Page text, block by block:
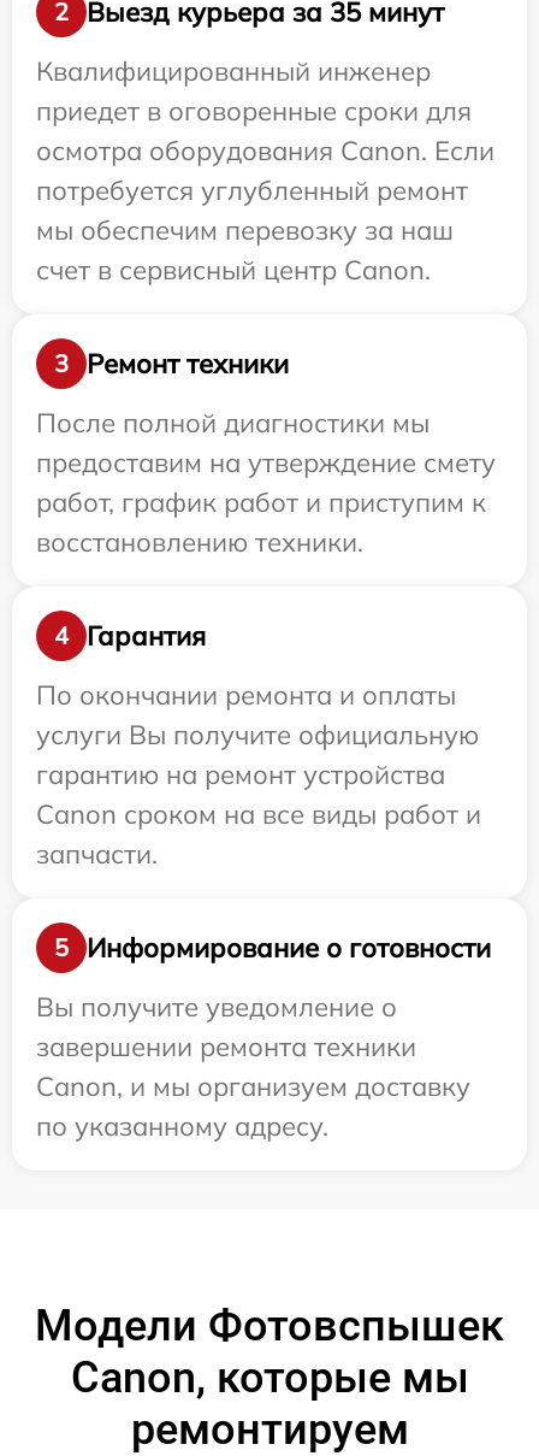
2
Выезд курьера за 35 минут
Квалифицированный инженер
приедет в оговоренные сроки для
осмотра оборудования Canon. Если
потребуется углубленный ремонт
мы обеспечим перевозку за наш
счет в сервисный центр Canon.
3
Ремонт техники
После полной диагностики мы
предоставим на утверждение смету
работ, график работ и приступим к
восстановлению техники.
4
Гарантия
По окончании ремонта и оплаты
услуги Вы получите официальную
гарантию на ремонт устройства
Canon сроком на все виды работ и
запчасти.
5
Информирование о готовности
Вы получите уведомление о
завершении ремонта техники
Canon, и мы организуем доставку
по указанному адресу.
Модели Фотовспышек
Canon, которые мы
ремонтируем